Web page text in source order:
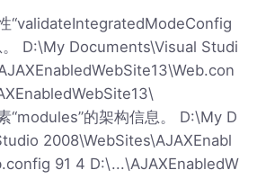
“validateIntegratedModeConfig
。 D:\My Documents\Visual Studi
“modules”的架构信息。 D:\My D
2008\WebSites\AJAXEnabl
91 4 D:\...\AJAXEnabledW